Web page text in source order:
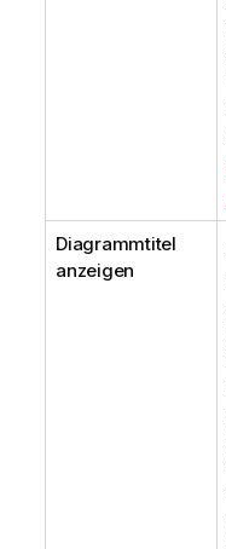
Diagrammtitel
anzeigen